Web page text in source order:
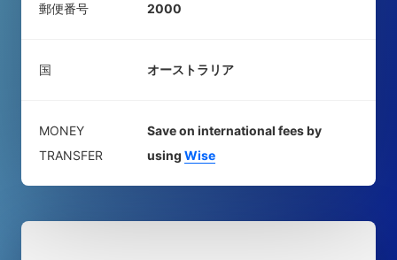
郵便番号 2000
国 オーストラリア
MONEY
TRANSFER
Save on international fees by
using Wise